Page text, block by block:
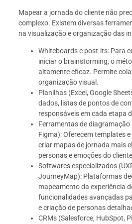
Mapear a jornada do cliente não
complexo. Existem diversas
na visualização e organização das
Whiteboards e post-its: Para
iniciar o brainstorming, o
altamente eficaz. Permite
organização visual.
Planilhas (Excel, Google
dados, listas de pontos de
responsáveis em cada etapa
Ferramentas de
Figma): Oferecem templates
criar mapas de jornada mais
personas e emoções do
Softwares especializados
JourneyMap): Plataformas
mapeamento da experiência
funcionalidades avançadas
e criação de personas
CRMs (Salesforce, HubSpot,